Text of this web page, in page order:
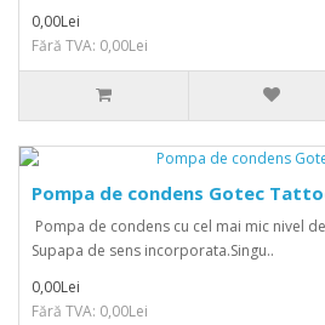
0,00Lei
Fără TVA: 0,00Lei
Pompa de condens Gotec
Pompa de condens cu cel mai mic nivel
Supapa de sens incorporata.Singu..
0,00Lei
Fără TVA: 0,00Lei